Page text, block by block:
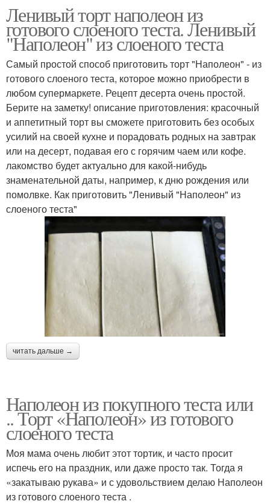
Ленивый торт наполеон из
готового слоеного теста. Ленивый
"Наполеон" из слоеного теста
Самый простой способ приготовить торт "Наполеон" - из
готового слоеного теста, которое можно приобрести в
любом супермаркете. Рецепт десерта очень простой.
Берите на заметку! описание приготовления: красочный
и аппетитный торт вы сможете приготовить без особых
усилий на своей кухне и порадовать родных на завтрак
или на десерт, подавая его с горячим чаем или кофе.
лакомство будет актуально для какой-нибудь
знаменательной даты, например, к дню рождения или
помолвке. Как приготовить "Ленивый "Наполеон" из
слоеного теста"
читать дальше →
Наполеон из покупного теста или
.. Торт «Наполеон» из готового
слоеного теста
Моя мама очень любит этот тортик, и часто просит
испечь его на праздник, или даже просто так. Тогда я
«закатываю рукава» и с удовольствием делаю Наполеон
из готового слоеного теста .